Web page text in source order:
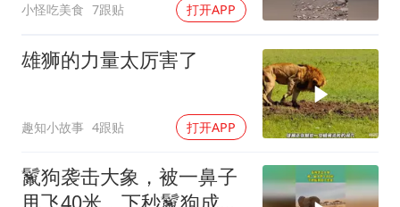
小怪吃美食 7跟贴 打开APP
雄狮的力量太厉害了
趣知小故事 4跟贴 打开APP
鬣狗袭击大象，被一鼻子